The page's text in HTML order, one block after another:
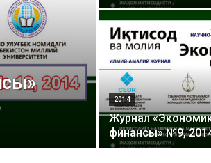
2014
Журнал
финансы» №9,